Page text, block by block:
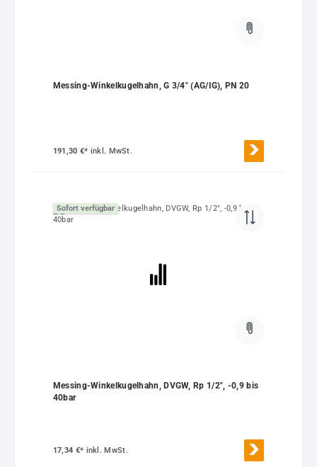
Messing-Winkelkugelhahn, G 3/4" (AG/IG), PN 20
191,30 €* inkl. MwSt.
Sofort verfügbar
Messing-Winkelkugelhahn, DVGW, Rp 1/2", -0,9 bis
40bar
17,34 €* inkl. MwSt.